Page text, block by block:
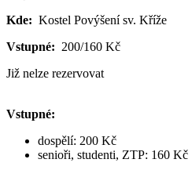
Kde: Kostel Povýšení sv. Kříže
Vstupné: 200/160 Kč
Již nelze rezervovat
Vstupné:
dospělí: 200 Kč
senioři, studenti, ZTP: 160 Kč